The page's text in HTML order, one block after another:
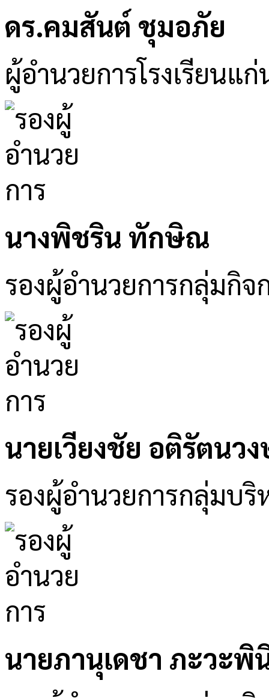
ดร.คมสันต์ ชุมอภัย
ผู้อำนวยการโรงเรียนแ
นางพิชริน ทักษิณ
รองผู้อำนวยการกลุ่มกิจ
นายเวียงชัย อติรัตนว
รองผู้อำนวยการกลุ่มบริ
นายภานุเดชา ภะวะพิ